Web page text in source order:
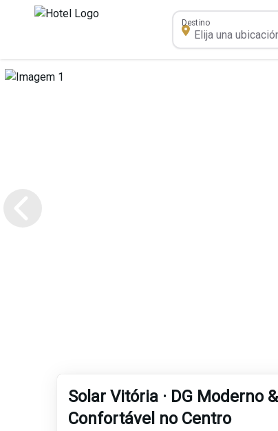
Destino
Solar Vitória · DG Moderno &
Confortável no Centro